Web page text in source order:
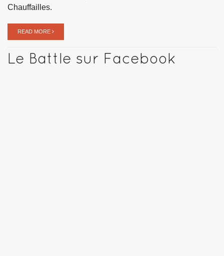
Chauffailles.
READ MORE
Le Battle sur Facebook